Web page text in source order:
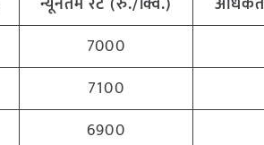
7000
7100
6900